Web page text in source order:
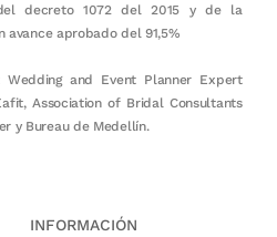
del decreto 1072 del 2015 y de la
avance aprobado del 91,5%
and Event Planner Expert
Association of Bridal Consultants
y Bureau de Medellín.
INFORMACIÓN